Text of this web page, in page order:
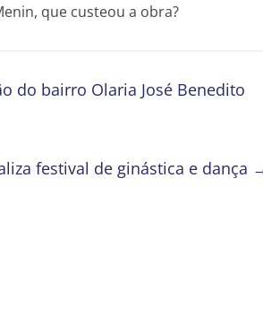
que custeou a obra?
do bairro Olaria José Benedito
festival de ginástica e dança